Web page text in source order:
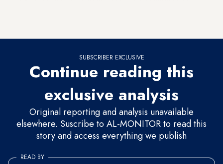
SUBSCRIBER EXCLUSIVE
Continue reading this
exclusive analysis
Original reporting and analysis unavailable
elsewhere. Suscribe to AL-MONITOR to read this
story and access everything we publish
READ BY